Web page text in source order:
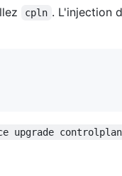
cpln . L'injection
upgrade